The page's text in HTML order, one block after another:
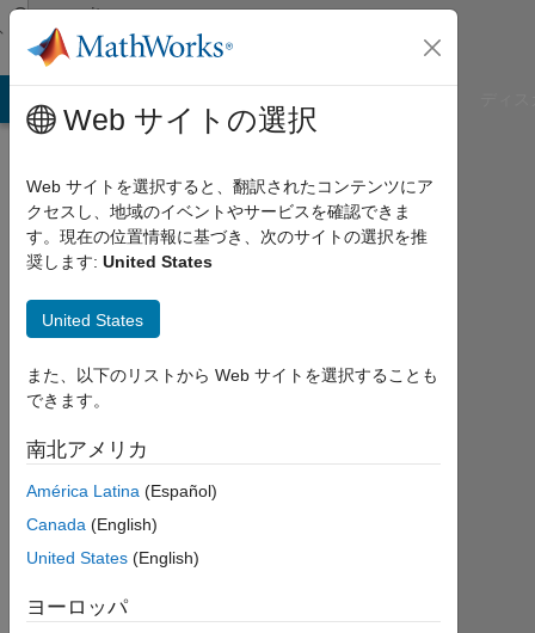
コンテンツへスキップ
Community
Profile
CL
Last
約2
年 前
2023
か
ら
ィ
Web サイトの選択
Web サイトを選択すると、翻訳されたコンテンツにア
クセスし、地域のイベントやサービスを確認できま
す。現在の位置情報に基づき、次のサイトの選択を推
奨します: United States
United States
また、以下のリストから Web サイトを選択することも
できます。
南北アメリカ
América Latina (Español)
Canada (English)
United States (English)
ヨーロッパ